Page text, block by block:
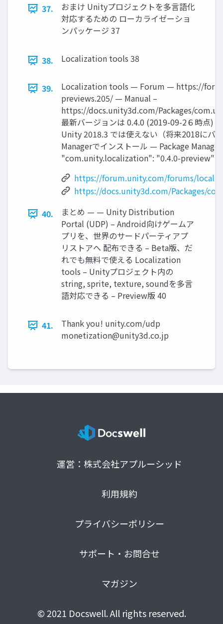
37.
おまけ Unityプロジェクトを多言語化
対応するための ローカライゼーショ
ンパッケージ 37
38. Localization tools 38
39.
Localization tools — Forum — https://
previews.205/ — Manual –
https://docs.unity3d.com/Packages/
最新バージョンは 0.4.0 (2019-09-2６時点)
Unity 2018.3 では使えない（将来2018にバ
Managerでインストール — Package
"com.unity.localization": "0.4.0-preview"
https://forum.unity.com/forums/
https://docs.unity3d.com/Packages/
40.
まとめ — — Unity Distribution
Portal (UDP) – Android向けゲームア
プリを、世界のサードパーティアプ
リストアへ 配布できる – Beta版、だ
れでも無料で使える Localization
tools – Unityプロジェクト内の
string, sprite, texture, soundを多言
語対応できる – Preview版 40
41.
Thank you! unity.com/udp
monetization@unity3d.co.jp
運営：株式会社アプルーシッド
利用規約
プライバシーポリシー
サポート・お問合せ
マガジン
© 2021 Docswell. All rights reserved.